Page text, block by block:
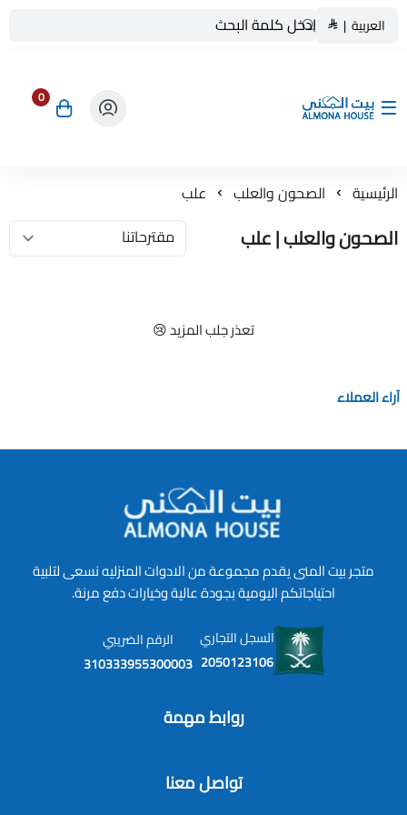
العربية |
بيت المنى ALMONA HOUSE
0
الرئيسية الصحون والعلب علب
الصحون والعلب | علب
تعذر جلب المزيد 😢
آراء العملاء
متجر بيت المنى يقدم مجموعة من الادوات المنزليه نسعى لتلبية
احتياجاتكم اليومية بجودة عالية وخيارات دفع مرنة.
السجل التجاري
2050123106
الرقم الضريبي
310333955300003
روابط مهمة
تواصل معنا